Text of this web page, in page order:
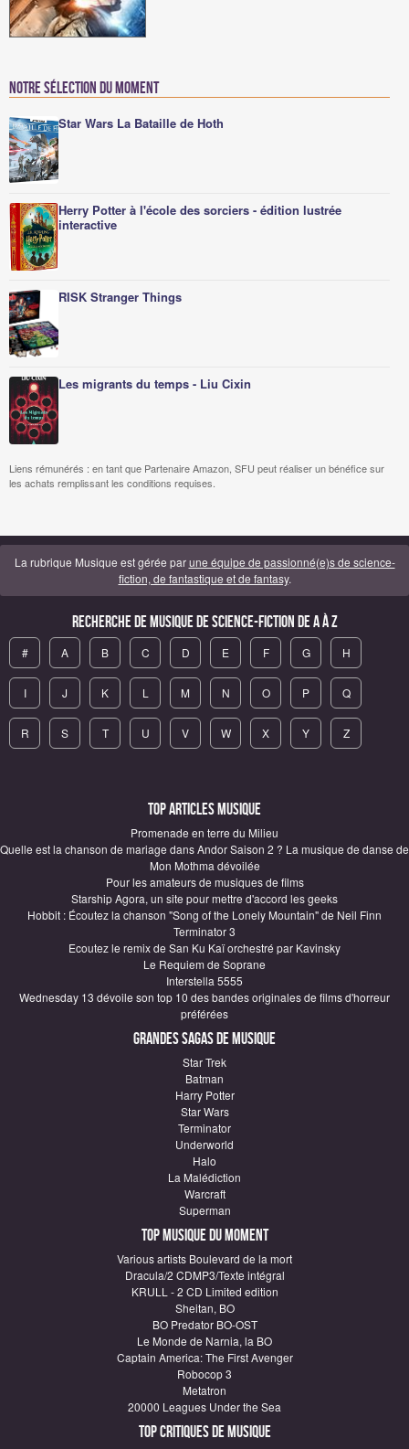
Notre sélection du moment
Star Wars La Bataille de Hoth
Herry Potter à l'école des sorciers - édition lustrée
interactive
RISK Stranger Things
Les migrants du temps - Liu Cixin
Liens rémunérés : en tant que Partenaire Amazon, SFU peut réaliser un bénéfice sur
les achats remplissant les conditions requises.
La rubrique Musique est gérée parune équipe de passionné(e)s de science-
fiction, de fantastique et de fantasy.
Recherche de Musique de science-fiction de A à Z
# A B C D E F G H
I J K L M N O P Q
R S T U V W X Y Z
Top articles Musique
Promenade en terre du Milieu
Quelle est la chanson de mariage dans Andor Saison 2 ? La musique de danse de
Mon Mothma dévoilée
Pour les amateurs de musiques de films
Starship Agora, un site pour mettre d'accord les geeks
Hobbit : Écoutez la chanson "Song of the Lonely Mountain" de Neil Finn
Terminator 3
Ecoutez le remix de San Ku Kaï orchestré par Kavinsky
Le Requiem de Soprane
Interstella 5555
Wednesday 13 dévoile son top 10 des bandes originales de films d'horreur
préférées
Grandes sagas de Musique
Star Trek
Batman
Harry Potter
Star Wars
Terminator
Underworld
Halo
La Malédiction
Warcraft
Superman
Top Musique du moment
Various artists Boulevard de la mort
Dracula/2 CDMP3/Texte intégral
KRULL - 2 CD Limited edition
Sheitan, BO
BO Predator BO-OST
Le Monde de Narnia, la BO
Captain America: The First Avenger
Robocop 3
Metatron
20000 Leagues Under the Sea
Top critiques de Musique